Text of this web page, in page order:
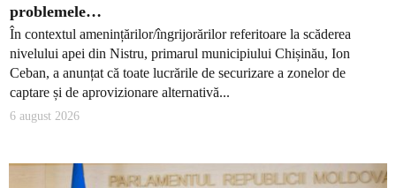
problemele…
În contextul amenințărilor/îngrijorărilor referitoare la scăderea
nivelului apei din Nistru, primarul municipiului Chișinău, Ion
Ceban, a anunțat că toate lucrările de securizare a zonelor de
captare și de aprovizionare alternativă...
6 august 2026